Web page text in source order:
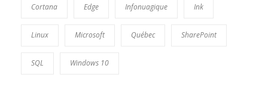
Cortana Edge Infonuagique Ink
Linux Microsoft Québec SharePoint
SQL Windows 10